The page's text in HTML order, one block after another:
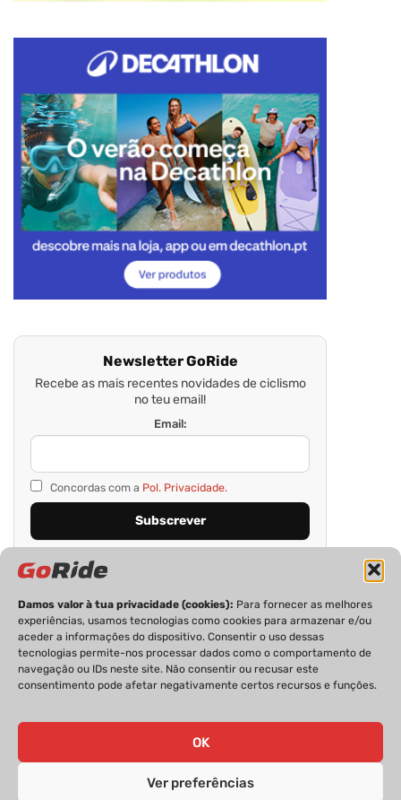
Damos valor à tua privacidade (cookies): Para fornecer as melhores
experiências, usamos tecnologias como cookies para armazenar e/ou
aceder a informações do dispositivo. Consentir o uso dessas
tecnologias permite-nos processar dados como o comportamento de
navegação ou IDs neste site. Não consentir ou recusar este
consentimento pode afetar negativamente certos recursos e funções.
OK
Ver preferências
Newsletter GoRide
Recebe as mais recentes novidades de ciclismo
no teu email!
Email:
Concordas com a Pol. Privacidade.
PRIVACIDADE FICHA TÉCNICA
ESTATUTO EDITORIAL